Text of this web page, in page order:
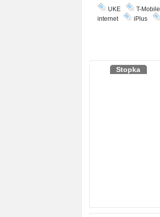
UKE T-Mobile
internet
iPlus
Stopka